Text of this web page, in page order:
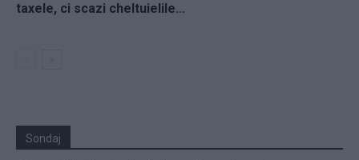
taxele, ci scazi cheltuielile...
Sondaj